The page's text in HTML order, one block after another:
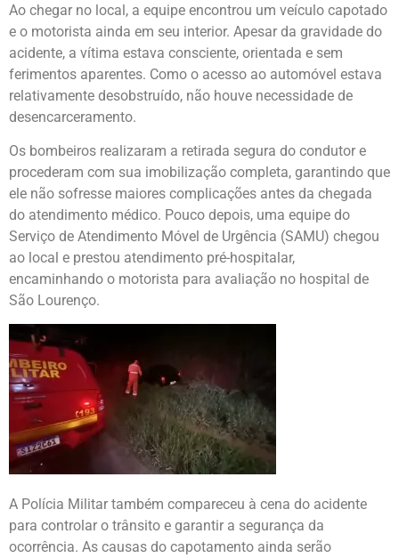
Ao chegar no local, a equipe encontrou um veículo capotado
e o motorista ainda em seu interior. Apesar da gravidade do
acidente, a vítima estava consciente, orientada e sem
ferimentos aparentes. Como o acesso ao automóvel estava
relativamente desobstruído, não houve necessidade de
desencarceramento.
Os bombeiros realizaram a retirada segura do condutor e
procederam com sua imobilização completa, garantindo que
ele não sofresse maiores complicações antes da chegada
do atendimento médico. Pouco depois, uma equipe do
Serviço de Atendimento Móvel de Urgência (SAMU) chegou
ao local e prestou atendimento pré-hospitalar,
encaminhando o motorista para avaliação no hospital de
São Lourenço.
A Polícia Militar também compareceu à cena do acidente
para controlar o trânsito e garantir a segurança da
ocorrência. As causas do capotamento ainda serão